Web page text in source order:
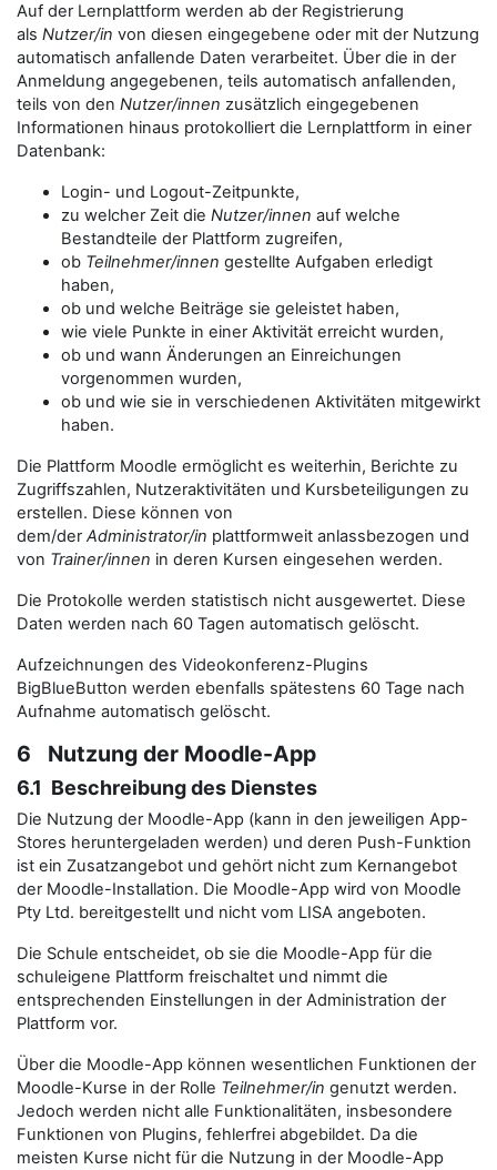
Auf der Lernplattform werden ab der Registrierung
als Nutzer/in von diesen eingegebene oder mit der Nutzung
automatisch anfallende Daten verarbeitet. Über die in der
Anmeldung angegebenen, teils automatisch anfallenden,
teils von den Nutzer/innen zusätzlich eingegebenen
Informationen hinaus protokolliert die Lernplattform in einer
Datenbank:
Login- und Logout-Zeitpunkte,
zu welcher Zeit die Nutzer/innen auf welche
Bestandteile der Plattform zugreifen,
ob Teilnehmer/innen gestellte Aufgaben erledigt
haben,
ob und welche Beiträge sie geleistet haben,
wie viele Punkte in einer Aktivität erreicht wurden,
ob und wann Änderungen an Einreichungen
vorgenommen wurden,
ob und wie sie in verschiedenen Aktivitäten mitgewirkt
haben.
Die Plattform Moodle ermöglicht es weiterhin, Berichte zu
Zugriffszahlen, Nutzeraktivitäten und Kursbeteiligungen zu
erstellen. Diese können von
dem/derAdministrator/in plattformweit anlassbezogen und
von Trainer/innen in deren Kursen eingesehen werden.
Die Protokolle werden statistisch nicht ausgewertet. Diese
Daten werden nach 60 Tagen automatisch gelöscht.
Aufzeichnungen des Videokonferenz-Plugins
BigBlueButton werden ebenfalls spätestens 60 Tage nach
Aufnahme automatisch gelöscht.
6 Nutzung der Moodle-App
6.1 Beschreibung des Dienstes
Die Nutzung der Moodle-App (kann in den jeweiligen App-
Stores heruntergeladen werden) und deren Push-Funktion
ist ein Zusatzangebot und gehört nicht zum Kernangebot
der Moodle-Installation. Die Moodle-App wird von Moodle
Pty Ltd. bereitgestellt und nicht vom LISA angeboten.
Die Schule entscheidet, ob sie die Moodle-App für die
schuleigene Plattform freischaltet und nimmt die
entsprechenden Einstellungen in der Administration der
Plattform vor.
Über die Moodle-App können wesentlichen Funktionen der
Moodle-Kurse in der Rolle Teilnehmer/in genutzt werden.
Jedoch werden nicht alle Funktionalitäten, insbesondere
Funktionen von Plugins, fehlerfrei abgebildet. Da die
meisten Kurse nicht für die Nutzung in der Moodle-App